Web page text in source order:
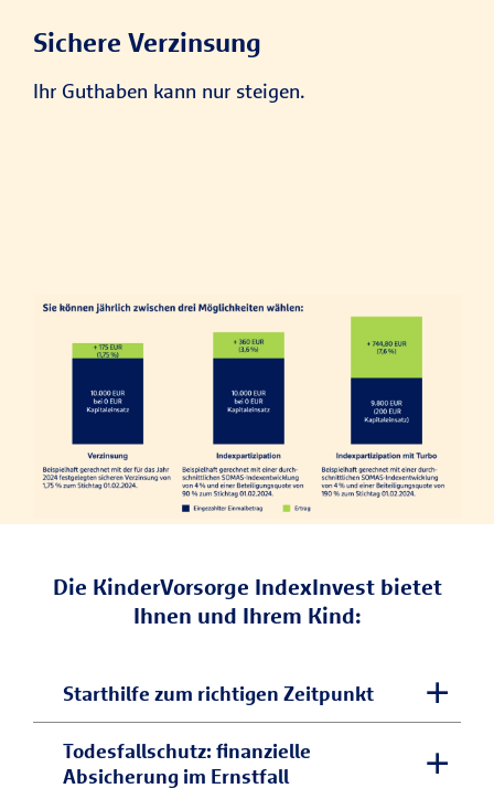
Sichere Verzinsung
Ihr Guthaben kann nur steigen.
Die KinderVorsorge IndexInvest bietet
Ihnen und Ihrem Kind:
Starthilfe zum richtigen Zeitpunkt
Sie erhalten das aufgebaute Kapital zu
einem von Ihnen gewählten Zeitpunkt. So
Todesfallschutz: finanzielle
Absicherung im Ernstfall